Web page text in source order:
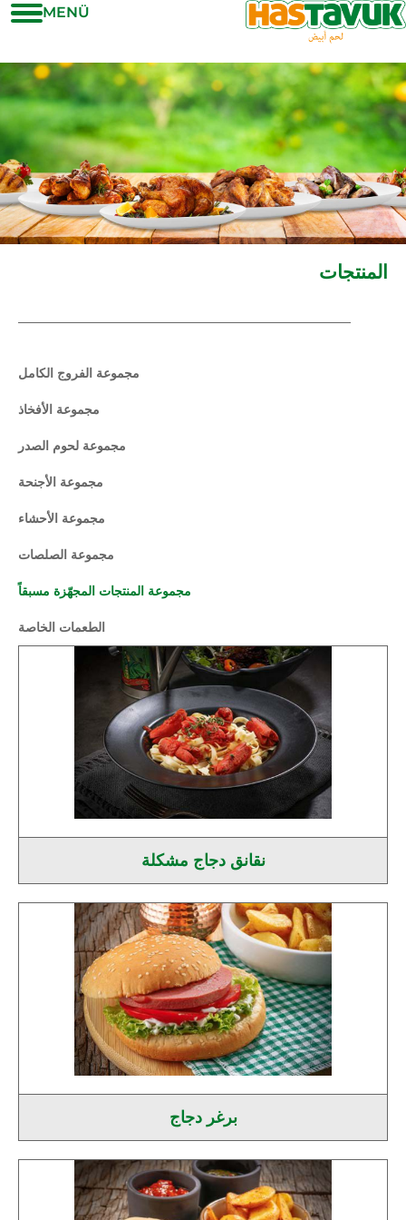
MENÜ
المنتجات
مجموعة الفروج الكامل
مجموعة الأفخاذ
مجموعة لحوم الصدر
مجموعة الأجنحة
مجموعة الأحشاء
مجموعة الصلصات
مجموعة المنتجات المجهّزة مسبقاً
الطعمات الخاصة
نقانق دجاج مشكلة
برغر دجاج